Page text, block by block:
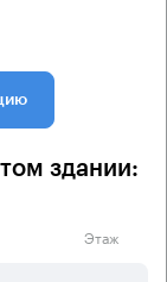
здании:
Этаж